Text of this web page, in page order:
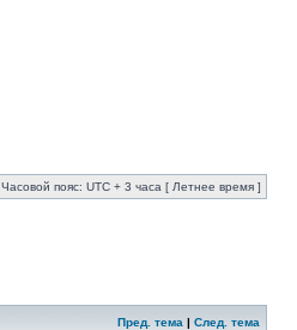
Часовой пояс: UTC + 3 часа [ Летнее время ]
Пред. тема | След. тема